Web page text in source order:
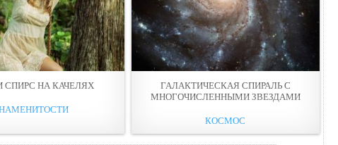
СПИРС НА КАЧЕЛЯХ
ГАЛАКТИЧЕСКАЯ СПИРАЛЬ С
МНОГОЧИСЛЕННЫМИ ЗВЕЗДАМИ
КОСМОС